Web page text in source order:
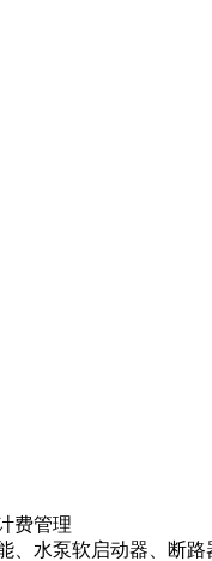
费管理
水泵软启动器、断